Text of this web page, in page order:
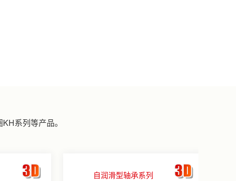
KH系列等产品。
自润滑型轴承系列